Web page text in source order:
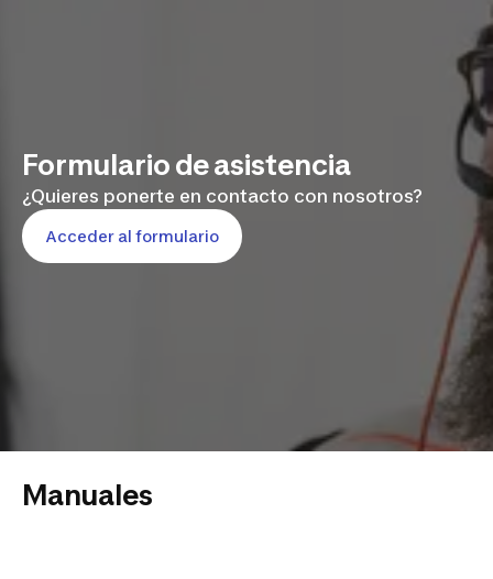
Formulario de asistencia
¿Quieres ponerte en contacto con nosotros?
Acceder al formulario
Manuales